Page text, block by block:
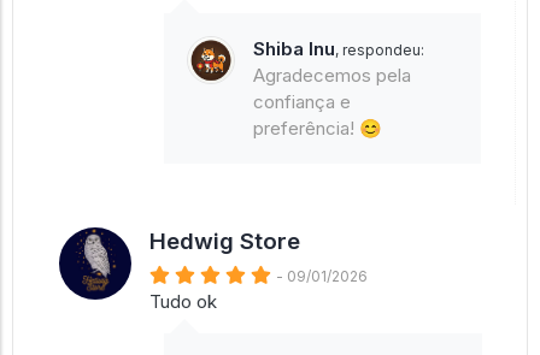
Shiba Inu, respondeu:
Agradecemos pela
confiança e
preferência! 😊
Hedwig Store
- 09/01/2026
Tudo ok